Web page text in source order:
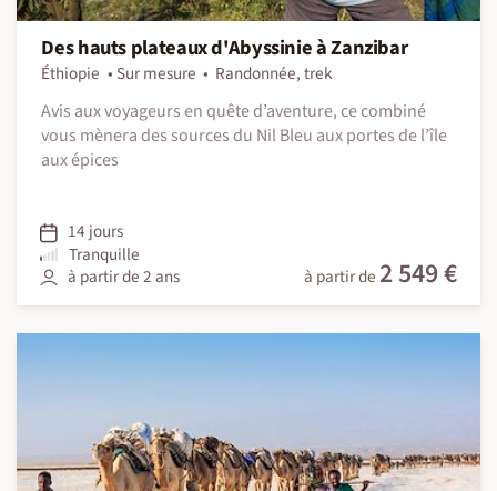
Des hauts plateaux d'Abyssinie à Zanzibar
Éthiopie Sur mesure
Randonnée, trek
Avis aux voyageurs en quête d’aventure, ce combiné
vous mènera des sources du Nil Bleu aux portes de l’île
aux épices
14 jours
Tranquille
à partir de 2 ans
à partir de 2 549 €